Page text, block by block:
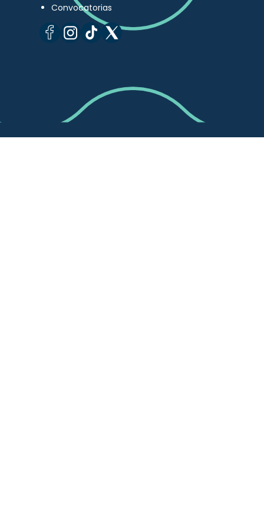
Convocatorias